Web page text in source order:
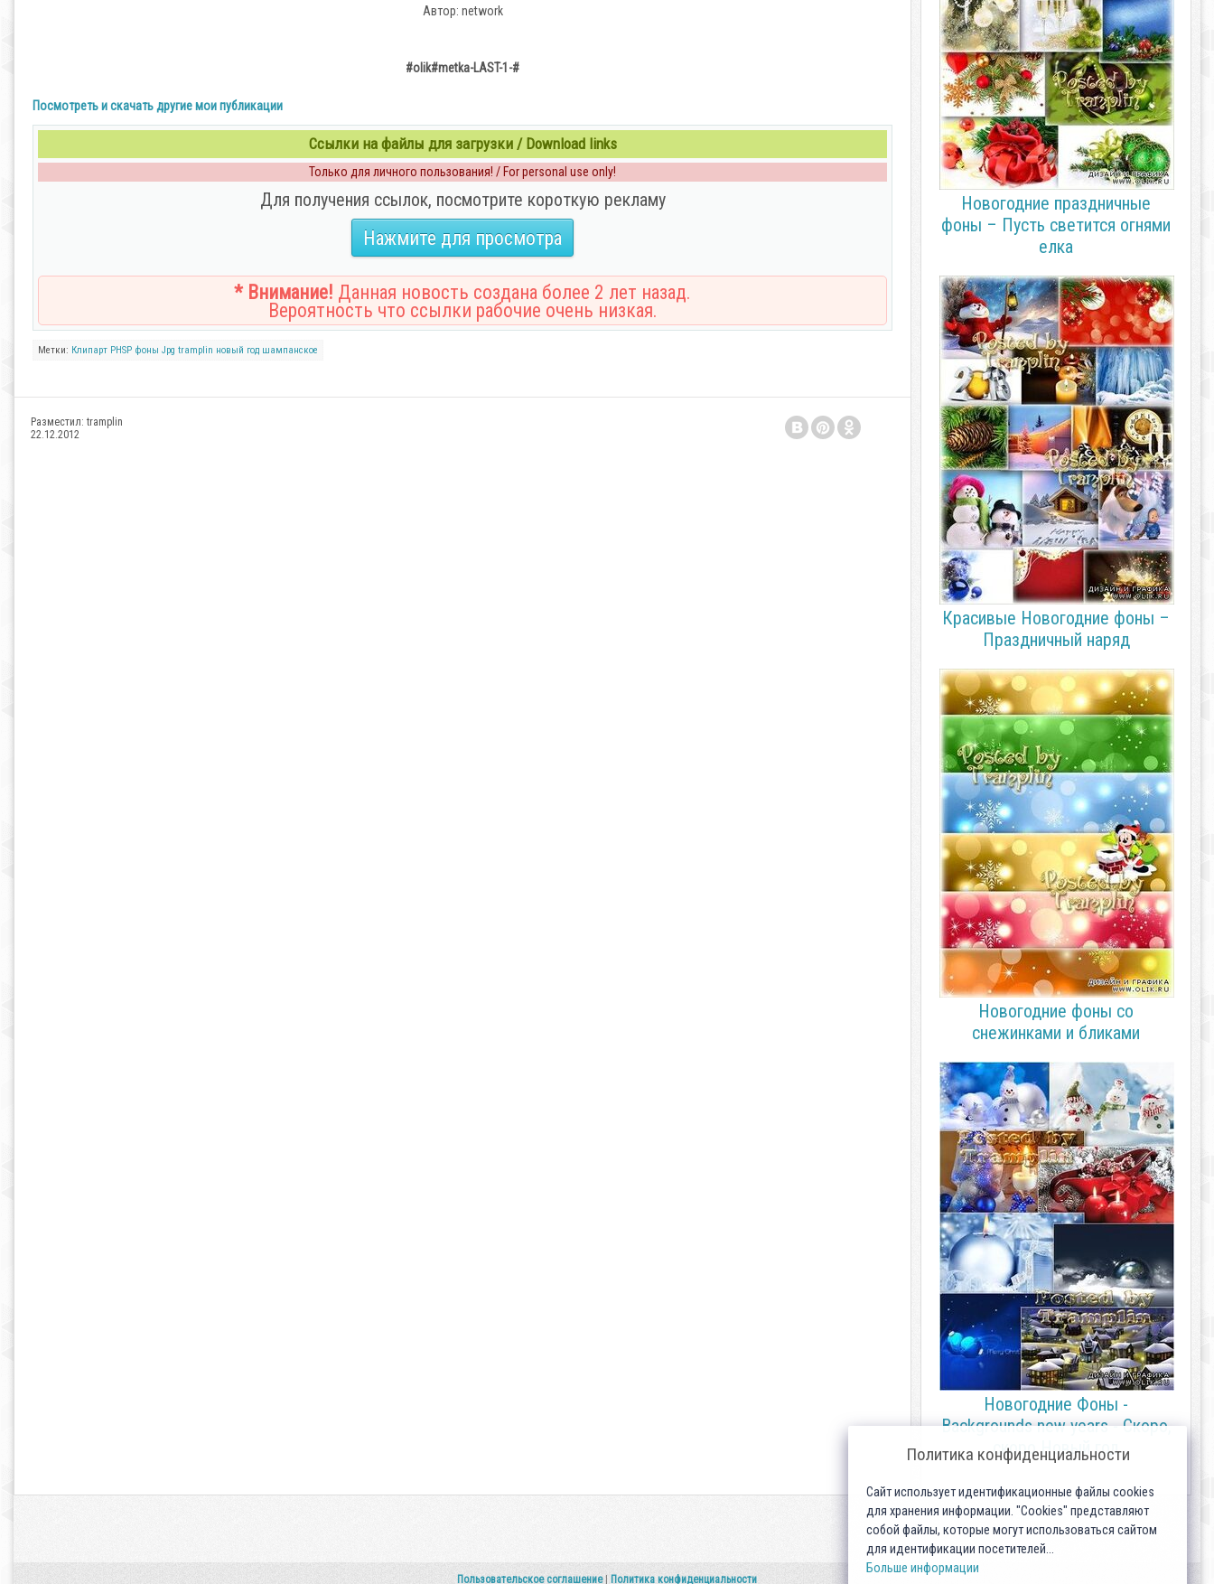
Автор: network
#olik#metka-LAST-1-#
Посмотреть и скачать другие мои публикации
Ссылки на файлы для загрузки / Download links
Только для личного пользования! / For personal use only!
Для получения ссылок, посмотрите короткую рекламу
Нажмите для просмотра
* Внимание! Данная новость создана более 2 лет назад.
Вероятность что ссылки рабочие очень низкая.
Метки: Клипарт PHSP фоны Jpg tramplin новый год шампанское
Разместил: tramplin
22.12.2012
Новогодние праздничные
фоны – Пусть светится огнями
елка
Красивые Новогодние фоны –
Праздничный наряд
Новогодние фоны со
снежинками и бликами
Новогодние Фоны -
Backgrounds new years - Скоро,
скоро Новый год
Пользовательское соглашение Политика конфиденциальности
Политика конфиденциальности
Сайт использует идентификационные файлы cookies
для хранения информации. "Cookies" представляют
собой файлы, которые могут использоваться сайтом
для идентификации посетителей...
Больше информации